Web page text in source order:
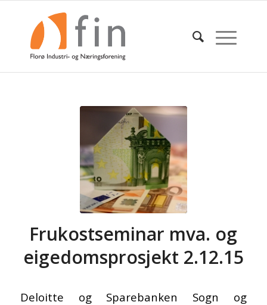
Frukostseminar mva. og
eigedomsprosjekt 2.12.15
Deloitte og Sparebanken Sogn og